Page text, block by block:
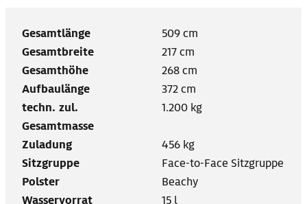
Gesamtlänge
509 cm
Gesamtbreite
217 cm
Gesamthöhe
268 cm
Aufbaulänge
372 cm
techn. zul.
Gesamtmasse
1.200 kg
Zuladung
456 kg
Sitzgruppe
Face-to-Face Sitzgruppe
Polster
Beachy
Wasservorrat
15 l